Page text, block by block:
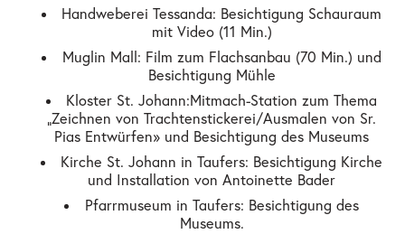
Handweberei Tessanda: Besichtigung Schauraum
mit Video (11 Min.)
Muglin Mall: Film zum Flachsanbau (70 Min.) und
Besichtigung Mühle
Kloster St. Johann: Mitmach-Station zum Thema
„Zeichnen von Trachtenstickerei/Ausmalen von Sr.
Pias Entwürfen» und Besichtigung des Museums
Kirche St. Johann in Taufers: Besichtigung Kirche
und Installation von Antoinette Bader
Pfarrmuseum in Taufers: Besichtigung des
Museums.